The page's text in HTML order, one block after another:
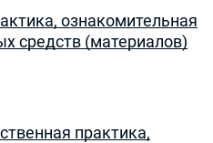
ознакомительная
средств (материалов)
практика,